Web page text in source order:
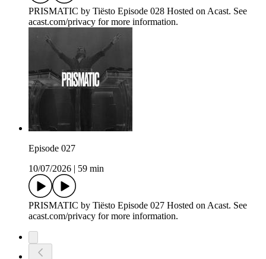
PRISMATIC by Tiësto Episode 028 Hosted on Acast. See
acast.com/privacy for more information.
Episode 027
10/07/2026 | 59 min
PRISMATIC by Tiësto Episode 027 Hosted on Acast. See
acast.com/privacy for more information.